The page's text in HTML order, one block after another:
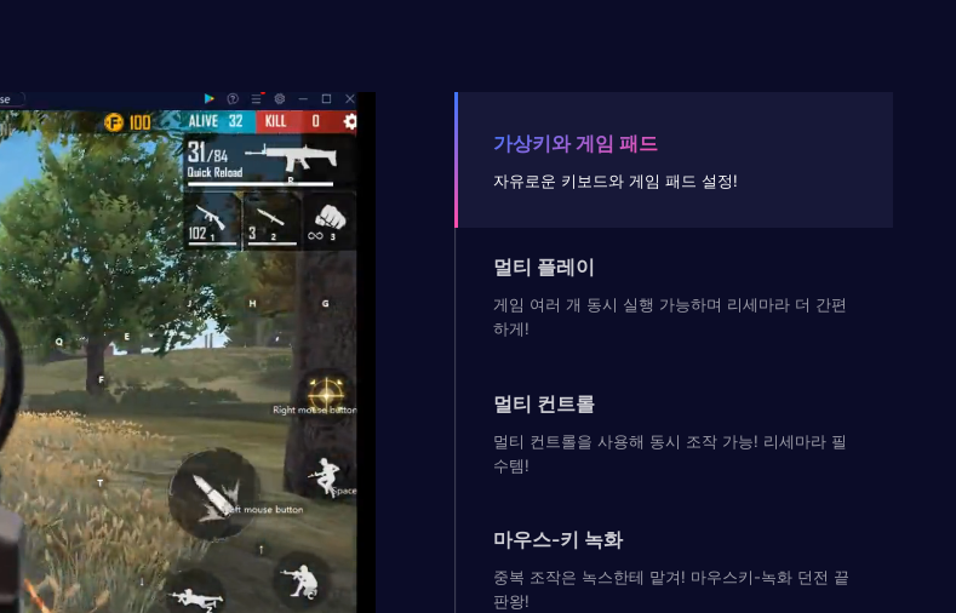
가상키와 게임 패드
자유로운 키보드와 게임 패드 설정!
멀티 플레이
게임 여러 개 동시 실행 가능하며 리세마라 더 간편
하게!
멀티 컨트롤
멀티 컨트롤을 사용해 동시 조작 가능! 리세마라 필
수템!
마우스-키 녹화
중복 조작은 녹스한테 맡겨! 마우스키-녹화 던전 끝
판왕!